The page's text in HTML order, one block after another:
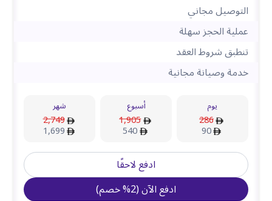
التوصيل مجاني
عملية الحجز سهلة
تنطبق شروط العقد
خدمة وصيانة مجانية
يوم
286
90
أسبوع
1,905
540
شهر
2,749
1,699
ادفع لاحقًا
ادفع الآن(
2
%خصم)